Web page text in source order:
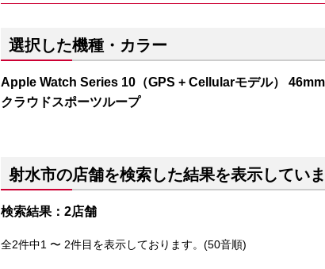
選択した機種・カラー
Apple Watch Series 10（GPS + Cellularモデル）
クラウドスポーツループ
射水市の店舗を検索した結果を表示してい
検索結果：2店舗
全2件中1 〜 2件目を表示しております。(50音順)